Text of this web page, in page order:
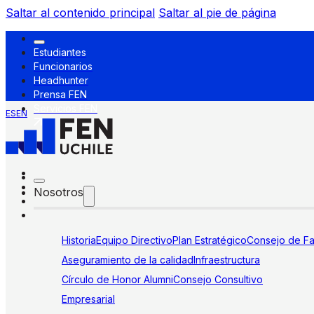
Saltar al contenido principal Saltar al pie de página
Estudiantes
Funcionarios
Headhunter
Prensa FEN
ESEN
Nosotros
HistoriaEquipo DirectivoPlan EstratégicoConsejo de
Aseguramiento de la calidadInfraestructura
Círculo de Honor AlumniConsejo Consultivo
Empresarial